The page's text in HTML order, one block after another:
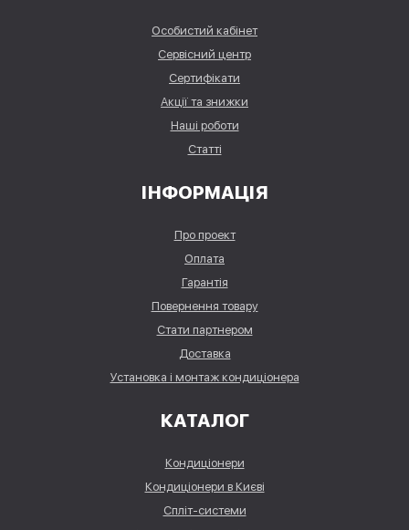
Особистий кабінет
Сервісний центр
Сертифікати
Акції та знижки
Наші роботи
Статті
ІНФОРМАЦІЯ
Про проект
Оплата
Гарантія
Повернення товару
Стати партнером
Доставка
Установка і монтаж кондиціонера
КАТАЛОГ
Кондиціонери
Кондиціонери в Києві
Спліт-системи